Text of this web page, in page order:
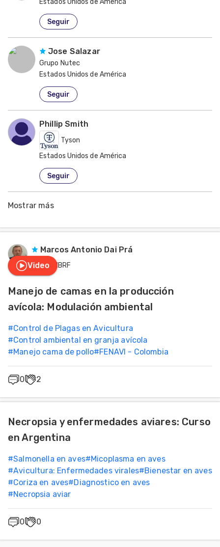
Estados Unidos de América
Seguir
Jose Salazar
Grupo Nutec
Estados Unidos de América
Seguir
Phillip Smith
Tyson
Estados Unidos de América
Seguir
Mostrar más
Marcos Antonio Dai Prá
MBRF
Video
Manejo de camas en la producción
avícola: Modulación ambiental
#Control de Plagas en Avicultura
#Control ambiental en granja avícola
#Manejo cama de pollo#FENAVI - Colombia
0 2
Necropsia y enfermedades aviares: Curso
en Argentina
#Salmonella en aves#Micoplasma en aves
#Avicultura: Enfermedades virales#Bienestar en aves
#Coriza en aves#Diagnostico en aves
#Necropsia aviar
0 0